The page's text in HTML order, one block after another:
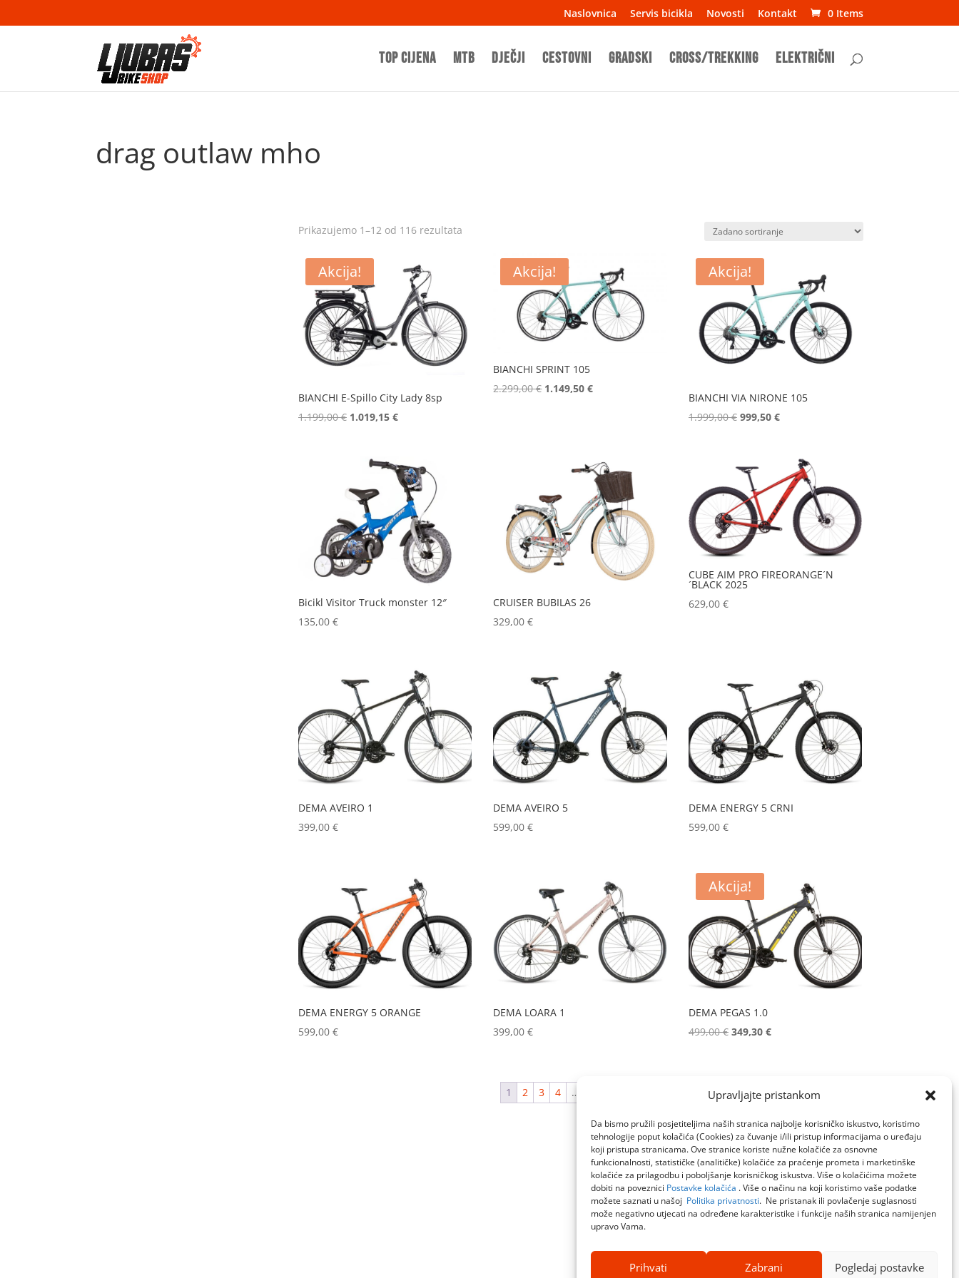
Upravljajte pristankom
Da bismo pružili posjetiteljima naših stranica najbolje korisničko iskustvo, koristimo
tehnologije poput kolačića (Cookies) za čuvanje i/ili pristup informacijama o uređaju
koji pristupa stranicama. Ove stranice koriste nužne kolačiće za osnovne
funkcionalnosti, statističke (analitičke) kolačiće za praćenje prometa i marketinške
kolačiće za prilagodbu i poboljšanje korisničkog iskustva. Više o kolačićima možete
dobiti na poveznici Postavke kolačića . Više o načinu na koji koristimo vaše podatke
možete saznati u našoj Politika privatnosti. Ne pristanak ili povlačenje suglasnosti
može negativno utjecati na određene karakteristike i funkcije naših stranica namijenjen
upravo Vama.
Prihvati Zabrani Pogledaj postavke
Naslovnica Servis bicikla Novosti Kontakt 0 Items
TOP CIJENA MTB Dječji Cestovni Gradski Cross/Trekking Električni
drag outlaw mho
Prikazujemo 1–12 od 116 rezultata
Akcija!
BIANCHI E-Spillo City Lady 8sp
1.199,00€ Izvorna
1.199,00 €.
1.019,15 €Trenutna
1.019,15 €.
Akcija!
BIANCHI SPRINT 105
2.299,00€ Izvorna
2.299,00 €.
1.149,50€Trenutna
Akcija!
BIANCHI VIA NIRONE 105
1.999,00€ Izvorna
je:
1.999,00 €.
999,50 €Trenutna
999,50 €.
Bicikl Visitor Truck monster 12″
135,00 €
CRUISER BUBILAS 26
329,00€
CUBE AIM PRO FIREORANGE´N
´BLACK 2025
629,00 €
DEMA AVEIRO 1
399,00 €
DEMA AVEIRO 5
599,00€
DEMA ENERGY 5 CRNI
599,00 €
DEMA ENERGY 5 ORANGE
599,00 €
DEMA LOARA 1
399,00€
Akcija!
DEMA PEGAS 1.0
499,00€ Izvorna
499,00 €.
349,30 €Trenutna
1 2 3 4 …